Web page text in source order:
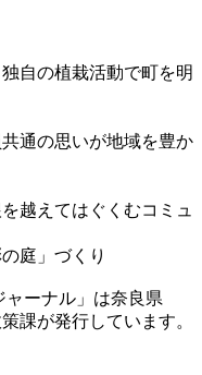
自の植栽活動で町を明
通の思いが地域を豊か
越えてはぐくむコミュ
庭」づくり
ャーナル」は奈良県
課が発行しています。